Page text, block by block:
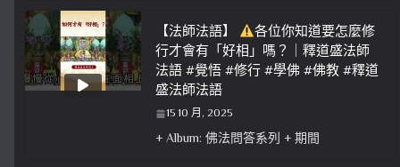
【法師法語】
各位你知道要怎麼修
行才會有「好相」嗎？｜釋道盛法師
法語 #覺悟 #修行 #學佛 #佛教 #釋道
盛法師法語
15 10 月, 2025
+ Album: 佛法問答系列 + 期間